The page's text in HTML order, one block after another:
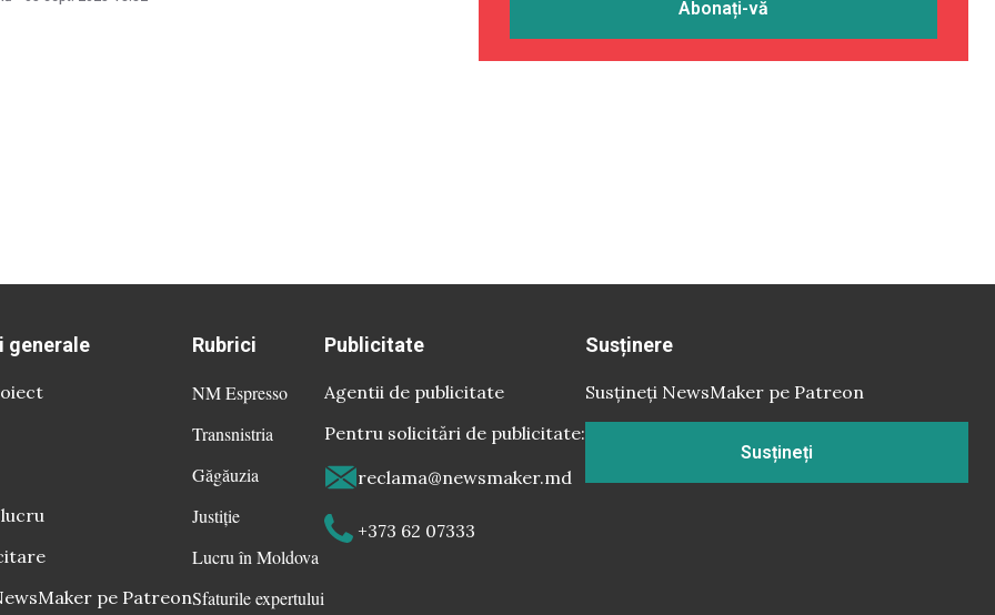
loc pe 3 septembrie. Din cei
generale
pe Patreon
Rubrici
NM Espresso
Transnistria
Găgăuzia
Justiție
Lucru în Moldova
Sfaturile expertului
Publicitate
Agentii de publicitate
Pentru solicitări de publicitate:
reclama@newsmaker.md
+373 62 07333
Susținere
Susțineți NewsMaker pe Patreon
Susțineți